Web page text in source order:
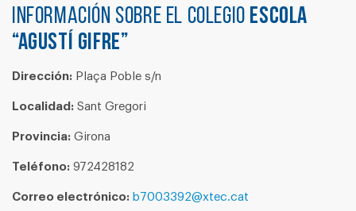
Información sobre el colegio ESCOLA
“AGUSTÍ GIFRE”
Dirección: Plaça Poble s/n
Localidad: Sant Gregori
Provincia: Girona
Teléfono: 972428182
Correo electrónico: b7003392@xtec.cat